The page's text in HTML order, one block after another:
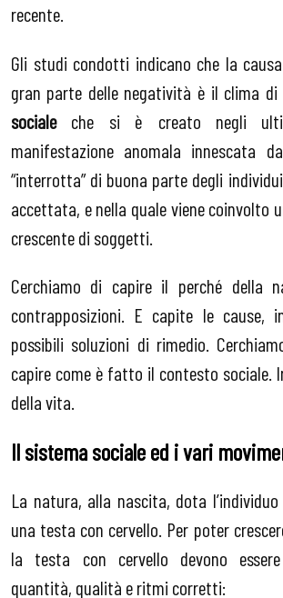
recente.
Gli studi condotti indicano che la
gran parte delle negatività è il clima di
socialeche si è creato negli
manifestazione anomala innescata
“interrotta” di buona parte degli
accettata, e nella quale viene coinvolto
crescente di soggetti.
Cerchiamo di capire il perché della
contrapposizioni. E capite le cause,
possibili soluzioni di rimedio.
capire come è fatto il contesto sociale.
della vita.
Il sistema sociale ed i vari
La natura, alla nascita, dota
una testa con cervello. Per poter
la testa con cervello devono
quantità, qualità e ritmi corretti: